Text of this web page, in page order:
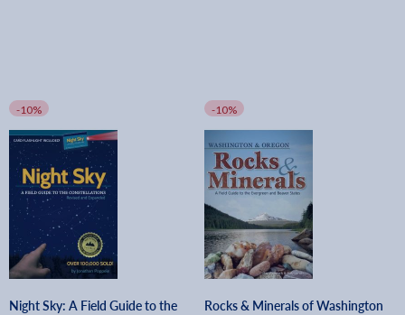
-10%
Night Sky: A Field Guide to the
-10%
Rocks & Minerals of Washington